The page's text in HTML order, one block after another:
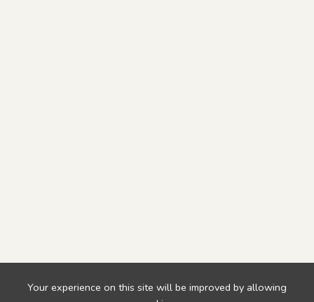
Your experience on this site will be improved by allowing